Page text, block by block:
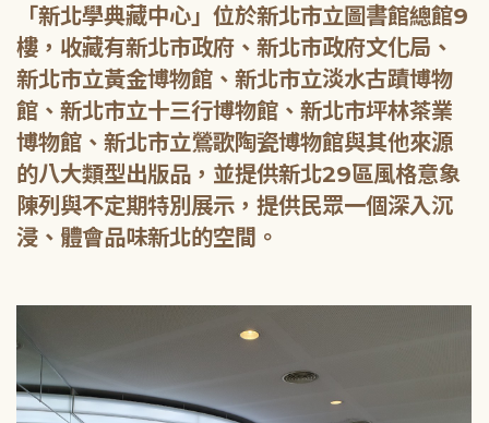
「新北學典藏中心」位於新北市立圖書館總館9
樓，收藏有新北市政府、新北市政府文化局、
新北市立黃金博物館、新北市立淡水古蹟博物
館、新北市立十三行博物館、新北市坪林茶業
博物館、新北市立鶯歌陶瓷博物館與其他來源
的八大類型出版品，並提供新北29區風格意象
陳列與不定期特別展示，提供民眾一個深入沉
浸、體會品味新北的空間。